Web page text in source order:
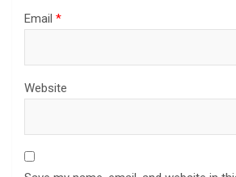
Email *
Website